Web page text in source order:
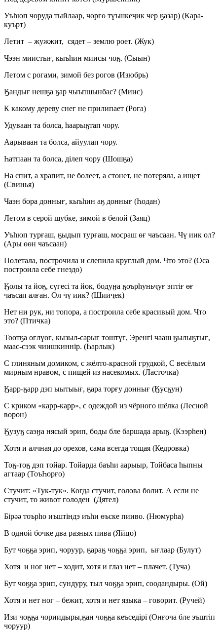
Уъһюп чоруда тыйлаар, чөргө түъшкеҷик чер ӄазар) (Кара-
куърт)
Летит – жужжит, сядет – землю роет. (Жук)
Чээн миистығ, кыъһин миисы чоӄ. (Сыын)
Летом с рогами, зимой без рогов (Изюбрь)
Ӄандығ нешӄа ӄар чыъпшынбас? (Миис)
К какому дереву снег не прилипает (Рога)
Удуваан та болса, һаарыӄтап чору.
Аарываан та болса, айуулап чору.
Һатпаан та болса, ділеп чору (Шошӄа)
На спит, а храпит, не болеет, а стонет, не потеряла, а ищет
(Свинья)
Чаэн бора доннығ, кыъһин аӄ доннығ (Һодан)
Летом в серой шубке, зимой в белой (Заяц)
Уъһюп турғаш, ӄыдып турғаш, мосраш өғ чаъсаан. Чү иик ол?
(Ары өөн чаъсаан)
Полетала, построчила и слепила круглый дом. Что это? (Оса
построила себе гнездо)
Ӄолы та йоӄ, сүгесі та йок, бодуӈа ӄоърһуньҷуғ эптіғ өғ
чаъсап алған. Ол чү иик? (Шииҷек)
Нет ни рук, ни топора, а построила себе красивый дом. Что
это? (Птичка)
Тоотӄа өғлүөғ, кызыл-сарығ төштүғ, Эренгі чааш ӄылыӄтығ,
маас-сээк чиишкиннір. (Һарлык)
С глиняным домиком, с жёлто-красной грудкой, С весёлым
мирным нравом, с пищей из насекомых. (Ласточка)
Ӄарр-ӄарр дэп ыытыығ, ӄара торғу доннығ (Ӄусӄун)
С криком «карр-карр», с одеждой из чёрного шёлка (Лесной
ворон)
Ӄузуӄ саэӈа нясый эрип, боды бле баршада арыӄ. (Кээрһен)
Хотя и алчная до орехов, сама всегда тощая (Кедровка)
Тоӄ-тоӄ дэп тойар. Тойарда баъһи аарыыр, Тойбаса һыпны
агтаар (ТоъҺорғо)
Стучит: «Тук-тук». Когда стучит, голова болит. А если не
стучит, то живот голоден (Дятел)
Бірәә тоърһо иъштіндэ иъһи өъске пииво. (Нюмурһа)
В одной бочке два разных пива (Яйцо)
Бут чоӄӄа эрип, чоруур, ӄараӄ чоӄӄа эрип, ығлаар (Булут)
Хотя и ног нет – ходит, хотя и глаз нет – плачет. (Туча)
Бут чоӄӄа эрип, сундуру, тыл чоӄӄа эрип, соодандыры. (Ой)
Хотя и нет ног – бежит, хотя и нет языка – говорит. (Ручей)
Изи чоӄӄа чориидыры,ӄан чоӄӄа кеъседірі (Онғоча бле эъштіп
чоруур)